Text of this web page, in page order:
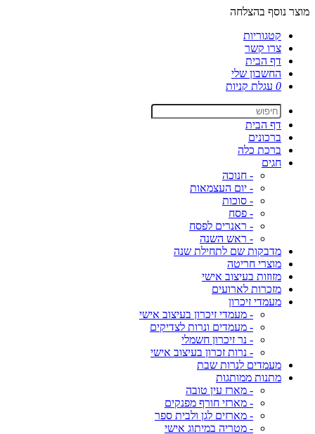
מוצר נוסף בהצלחה
קטגוריות
צרו קשר
דף הבית
החשבון שלי
0 עגלת קניות
דף הבית
ברכונים
ברכת כלה
חגים
- חנוכה
- יום העצמאות
- סוכות
- פסח
- ראנרים לפסח
- ראש השנה
מדבקות שם לתחילת שנה
מוצרי חריטה
מזוזות בעיצוב אישי
מזכרות לארועים
מעמדי זיכרון
- מעמדי זיכרון בעיצוב אישי
- מעמדים ונרות לצדיקים
- נר זיכרון חשמלי
- נרות זכרון בעיצוב אישי
מעמדים לנרות שבת
מתנות ממותגות
- מארז עין טובה
- מארזי חורף מפנקים
- מארזים לגן ולבית ספר
- מטריה במיתוג אישי